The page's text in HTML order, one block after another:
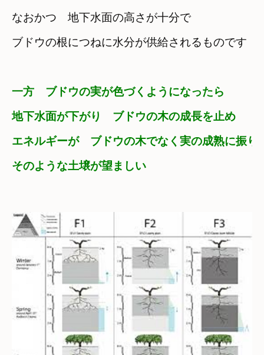
なおかつ　地下水面の高さが十分で
ブドウの根につねに水分が供給されるものです
一方　ブドウの実が色づくようになったら
地下水面が下がり　ブドウの木の成長を止め
エネルギーが　ブドウの木でなく実の成熟に振り
そのような土壌が望ましい